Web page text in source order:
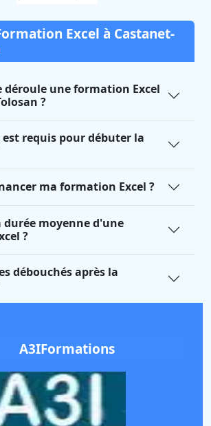
Excel à Castanet-
déroule une formation Excel
?
requis pour débuter la
ma formation Excel ?
durée moyenne d'une
?
débouchés après la
A3IFormations